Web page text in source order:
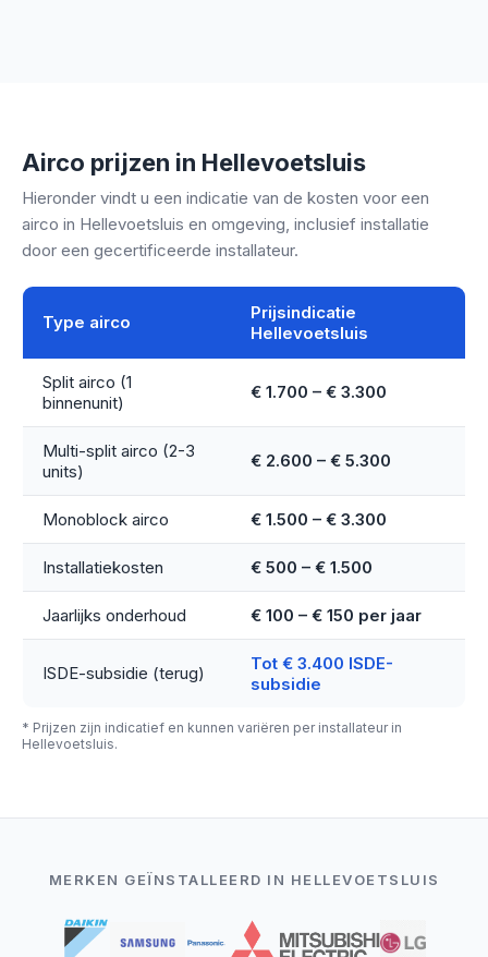
Airco prijzen in Hellevoetsluis
Hieronder vindt u een indicatie van de kosten voor een
airco in Hellevoetsluis en omgeving, inclusief installatie
door een gecertificeerde installateur.
Type airco
Prijsindicatie
Hellevoetsluis
Split airco (1
binnenunit)
€ 1.700 – € 3.300
Multi-split airco (2-3
units)
€ 2.600 – € 5.300
Monoblock airco € 1.500 – € 3.300
Installatiekosten € 500 – € 1.500
Jaarlijks onderhoud € 100 – € 150 per jaar
ISDE-subsidie (terug)
Tot € 3.400 ISDE-
subsidie
* Prijzen zijn indicatief en kunnen variëren per installateur in
Hellevoetsluis.
MERKEN GEÏNSTALLEERD IN HELLEVOETSLUIS